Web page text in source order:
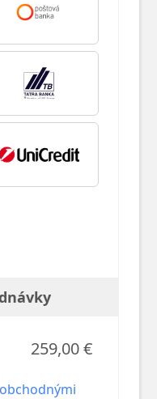
259,00 €
obchodnými